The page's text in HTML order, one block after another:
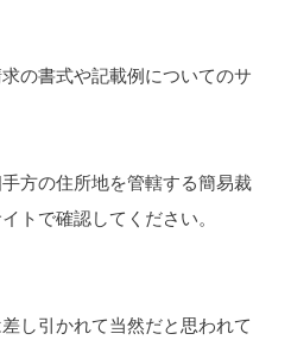
の書式や記載例についてのサ
方の住所地を管轄する簡易裁
トで確認してください。
し引かれて当然だと思われて